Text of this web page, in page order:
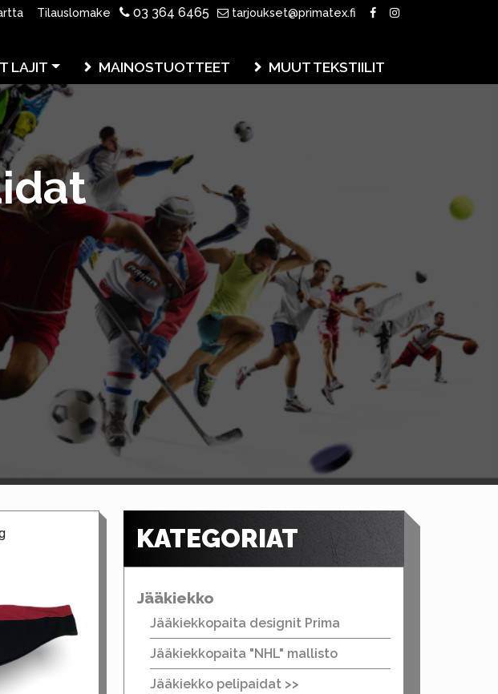
Tilauslomake 03 364 6465 tarjoukset@primatex.fi
LAJIT MAINOSTUOTTEET MUUT TEKSTIILIT
KATEGORIAT
Jääkiekko
Jääkiekkopaita designit Prima
Jääkiekkopaita "NHL" mallisto
Jääkiekko pelipaidat >>